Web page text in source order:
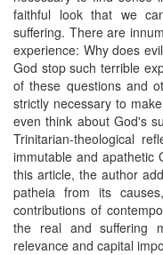
faithful look that we
suffering. There are
experience: Why does
God stop such terrible
of these questions and
strictly necessary to
even think about God's
Trinitarian-theological
immutable and apathetic
this article, the author
patheia from its
contributions of
the real and suffering
relevance and capital